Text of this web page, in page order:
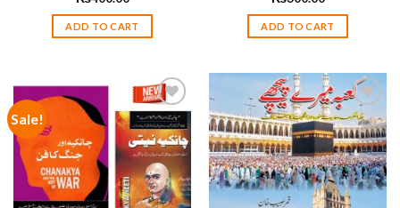
ADD TO CART ADD TO CART
Sale!
Add to
wishlist
Add to
wishlist